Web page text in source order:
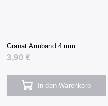
Granat Armband 4 mm
3,90 €
In den Warenkorb